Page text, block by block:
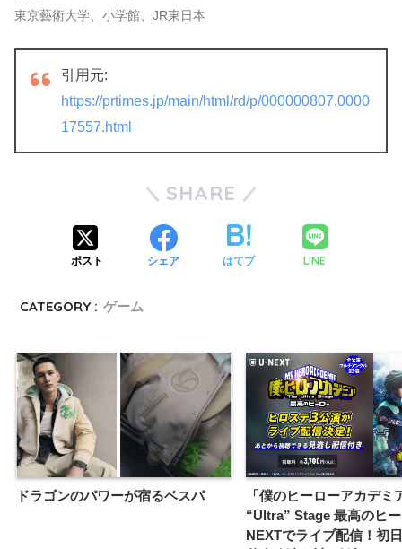
東京藝術大学、小学館、JR東日本
引用元:
https://prtimes.jp/main/html/rd/p/000000807.0000
17557.html
SHARE
ポスト シェア はてブ LINE
CATEGORY : ゲーム
ドラゴンのパワーが宿るベスパ
「僕のヒーローアカデミ
“Ultra” Stage 最高のヒ
NEXTでライブ配信！初